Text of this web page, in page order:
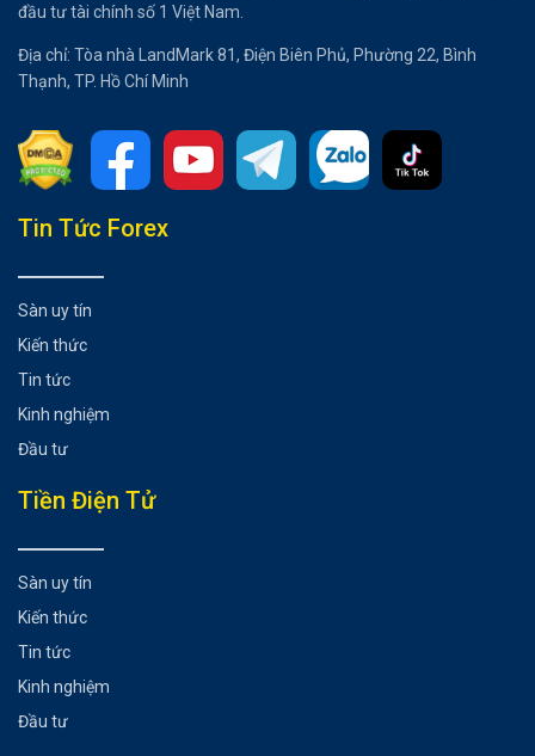
đầu tư tài chính số 1 Việt Nam.
Địa chỉ: Tòa nhà LandMark 81, Điện Biên Phủ, Phường 22, Bình
Thạnh, TP. Hồ Chí Minh
Tổng hợp bài viết
Crypto
Polychain Capital
Andreessen Horowitz (a16z)
Tin Tức Forex
Sàn uy tín
Kiến thức
Tin tức
Kinh nghiệm
Đầu tư
Tiền Điện Tử
Sàn uy tín
Kiến thức
Tin tức
Kinh nghiệm
Đầu tư